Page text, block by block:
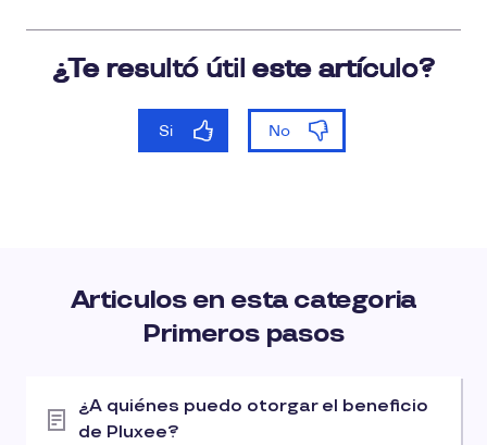
Articulos en esta categoria
Primeros pasos
¿A quiénes puedo otorgar el beneficio
de Pluxee?